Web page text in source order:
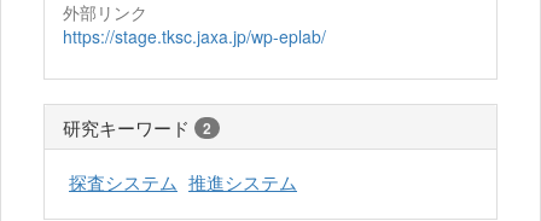
外部リンク
https://stage.tksc.jaxa.jp/wp-eplab/
研究キーワード 2
探査システム 推進システム